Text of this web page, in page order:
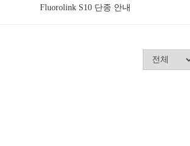
Fluorolink S10 단종 안내